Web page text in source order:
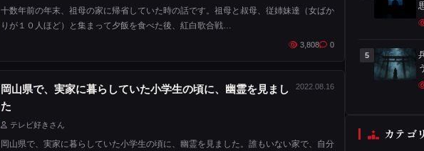
十数年前の年末、祖母の家に帰省していた時の話です。祖母と叔母、従姉妹達（女ばか
りが１０人ほど）と集まって夕飯を食べた後、紅白歌合戦…
3,808 0
岡山県で、実家に暮らしていた小学生の頃に、幽霊を見まし
た
2022.08.16
テレビ好きさん
岡山県で、実家に暮らしていた小学生の頃に、幽霊を見ました。誰もいない家で、自分
5
カテゴ